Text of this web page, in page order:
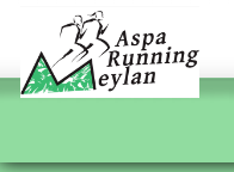
Panneau de gestion des